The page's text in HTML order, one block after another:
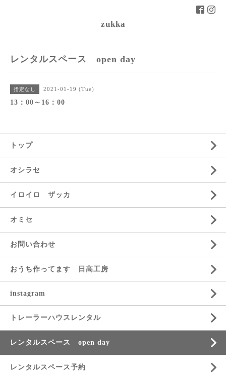
zukka
レンタルスペース open day
指定なし 2021-01-19 (Tue)
13：00～16：00
トップ
オシラセ
イロイロ ザッカ
オミセ
お問い合わせ
おうち作ってます 日高工房
instagram
トレーラーハウスレンタル
レンタルスペース open day
レンタルスペース予約